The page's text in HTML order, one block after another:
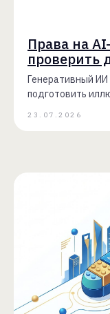
Права на
проверить
Генеративный ИИ
подготовить
23.07.2026